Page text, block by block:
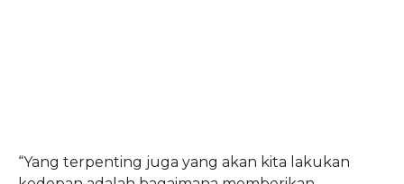
“Yang terpenting juga yang akan kita lakukan